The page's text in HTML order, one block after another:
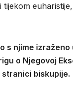
s njime
o Njegovoj
biskupije.